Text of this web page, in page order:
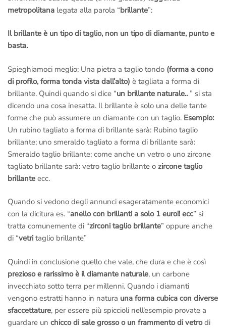
metropolitana legata alla parola “brillante”:
Il brillante è un tipo di taglio, non un tipo di diamante, punto e
basta.
Spieghiamoci meglio: Una pietra a taglio tondo (forma a cono
di profilo, forma tonda vista dall’alto) è tagliata a forma di
brillante. Quindi quando si dice “un brillante naturale.. ” si sta
dicendo una cosa inesatta. Il brillante è solo una delle tante
forme che può assumere un diamante con un taglio. Esempio:
Un rubino tagliato a forma di brillante sarà: Rubino taglio
brillante; uno smeraldo tagliato a forma di brillante sarà:
Smeraldo taglio brillante; come anche un vetro o uno zircone
tagliato brillante sarà: vetro taglio brillante o zircone taglio
brillante ecc.
Quando si vedono degli annunci esageratamente economici
con la dicitura es. “anello con brillanti a solo 1 euro!! ecc” si
tratta comunemente di “zirconi taglio brillante” oppure anche
di “vetri taglio brillante”
Quindi in conclusione quello che vale, che dura e che è così
prezioso e rarissimo è il diamante naturale, un carbone
invecchiato sotto terra per millenni. Quando i diamanti
vengono estratti hanno in natura una forma cubica con diverse
sfaccettature, per essere più spiccioli nell’esempio provate a
guardare un chicco di sale grosso o un frammento di vetrodi